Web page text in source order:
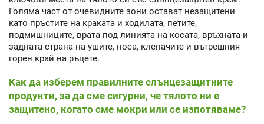
Голяма част от очевидните зони остават незащитени
като пръстите на краката и ходилата, петите,
подмишниците, врата под линията на косата, връхната и
задната страна на ушите, носа, клепачите и вътрешния
горен край на ръцете.
Как да изберем правилните слънцезащитните
продукти, за да сме сигурни, че тялото ни е
защитено, когато сме мокри или се изпотяваме?